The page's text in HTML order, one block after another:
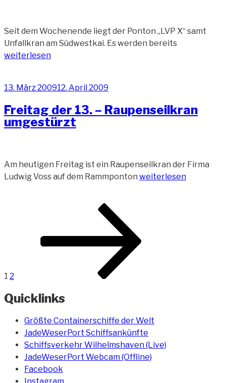
Seit dem Wochenende liegt der Ponton „LVP X“ samt
Unfallkran am Südwestkai. Es werden bereits„Unfallkran
weiterlesen
Veröffentlicht
13. März 200912. April 2009
Freitag der 13. – Raupenseilkran
umgestürzt
Am heutigen Freitag ist ein Raupenseilkran der Firma
Ludwig Voss auf dem Rammponton „Freitag
umgestürzt“
weiterlesen
Beitragsnavigation
1 2
Quicklinks
Größte Containerschiffe der Welt
JadeWeserPort Schiffsankünfte
Schiffsverkehr Wilhelmshaven (Live)
JadeWeserPort Webcam (Offline)
Facebook